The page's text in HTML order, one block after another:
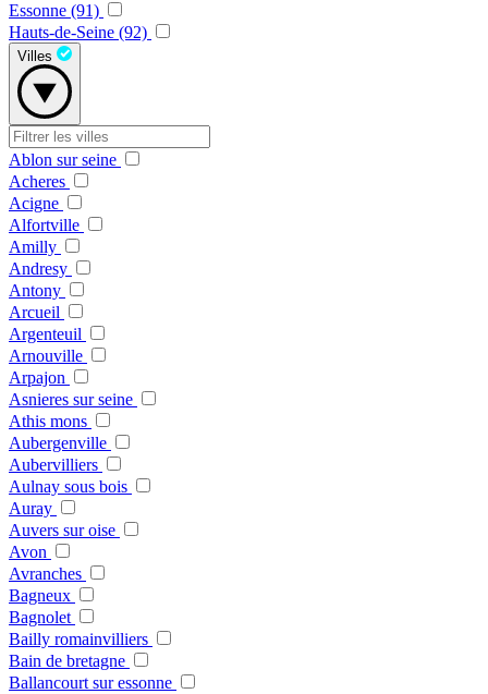
Essonne (91)
Hauts-de-Seine (92)
Villes
Ablon sur seine
Acheres
Acigne
Alfortville
Amilly
Andresy
Antony
Arcueil
Argenteuil
Arnouville
Arpajon
Asnieres sur seine
Athis mons
Aubergenville
Aubervilliers
Aulnay sous bois
Auray
Auvers sur oise
Avon
Avranches
Bagneux
Bagnolet
Bailly romainvilliers
Bain de bretagne
Ballancourt sur essonne